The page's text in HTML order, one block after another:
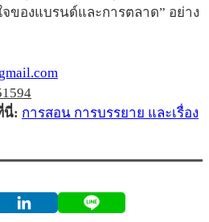
ของแบรนด์และการตลาด” อย่าง
นี่: การสอน การบรรยาย และเรื่อง